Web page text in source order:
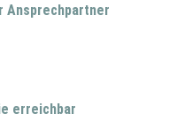
Ansprechpartner
erreichbar